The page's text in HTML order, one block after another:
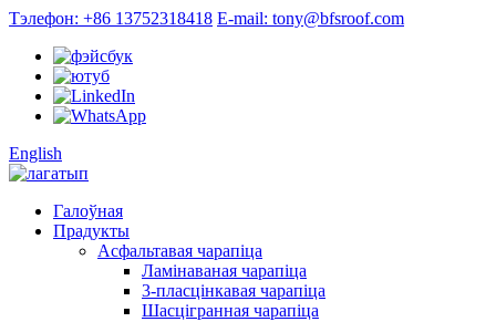
Тэлефон: +86 13752318418 E-mail: tony@bfsroof.com
English
Галоўная
Прадукты
Асфальтавая чарапіца
Ламінаваная чарапіца
3-пласцінкавая чарапіца
Шасцігранная чарапіца